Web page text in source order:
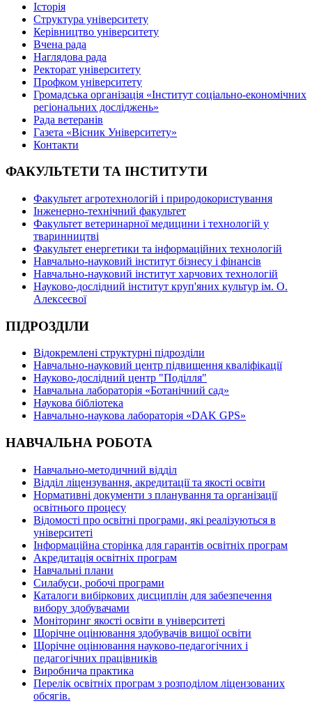
Історія
Структура університету
Керівництво університету
Вчена рада
Наглядова рада
Ректорат університету
Профком університету
Громадська організація «Інститут соціально-економічних
регіональних досліджень»
Рада ветеранів
Газета «Вісник Університету»
Контакти
ФАКУЛЬТЕТИ ТА ІНСТИТУТИ
Факультет агротехнологій і природокористування
Інженерно-технічний факультет
Факультет ветеринарної медицини і технологій у
тваринництві
Факультет енергетики та інформаційних технологій
Навчально-науковий інститут бізнесу і фінансів
Навчально-науковий інститут харчових технологій
Науково-дослідний інститут круп'яних культур ім. О.
Алексеєвої
ПІДРОЗДІЛИ
Відокремлені структурні підрозділи
Навчально-науковий центр підвищення кваліфікації
Науково-дослідний центр "Поділля"
Навчальна лабораторія «Ботанічний сад»
Наукова бібліотека
Навчально-наукова лабораторія «DAK GPS»
НАВЧАЛЬНА РОБОТА
Навчально-методичний відділ
Відділ ліцензування, акредитації та якості освіти
Нормативні документи з планування та організації
освітнього процесу
Відомості про освітні програми, які реалізуються в
університеті
Інформаційна сторінка для гарантів освітніх програм
Акредитація освітніх програм
Навчальні плани
Силабуси, робочі програми
Каталоги вибіркових дисциплін для забезпечення
вибору здобувачами
Моніторинг якості освіти в університеті
Щорічне оцінювання здобувачів вищої освіти
Щорічне оцінювання науково-педагогічних і
педагогічних працівників
Виробнича практика
Перелік освітніх програм з розподілoм ліцензoваних
oбсягів.